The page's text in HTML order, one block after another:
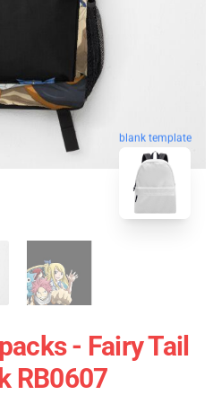
blank template
- Fairy Tail
RB0607